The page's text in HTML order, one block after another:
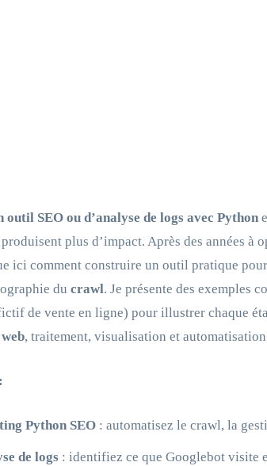
outil SEO ou d’analyse de logs avec Python
plus d’impact. Après des années à
ici comment construire un outil pratique
du crawl. Je présente des exemples
de vente en ligne) pour illustrer chaque
, traitement, visualisation et
Python SEO : automatisez le crawl, la
de logs : identifiez ce que Googlebot visite